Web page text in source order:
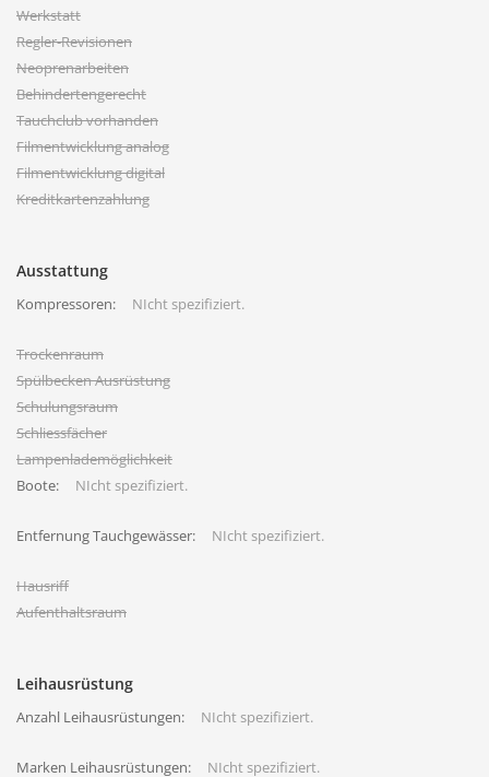
Werkstatt
Regler-Revisionen
Neoprenarbeiten
Behindertengerecht
Tauchclub vorhanden
Filmentwicklung analog
Filmentwicklung digital
Kreditkartenzahlung
Ausstattung
Kompressoren: NIcht spezifiziert.
Trockenraum
Spülbecken Ausrüstung
Schulungsraum
Schliessfächer
Lampenlademöglichkeit
Boote:
NIcht spezifiziert.
Entfernung Tauchgewässer: NIcht spezifiziert.
Hausriff
Aufenthaltsraum
Leihausrüstung
Anzahl Leihausrüstungen: NIcht spezifiziert.
Marken Leihausrüstungen: NIcht spezifiziert.